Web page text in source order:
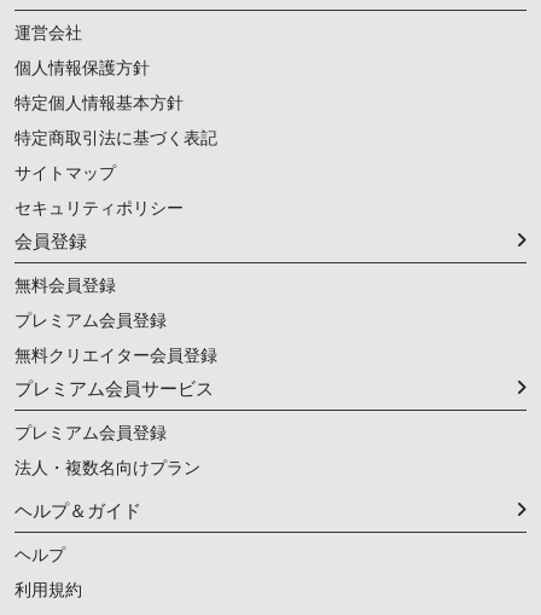
運営会社
個人情報保護方針
特定個人情報基本方針
特定商取引法に基づく表記
サイトマップ
セキュリティポリシー
会員登録
無料会員登録
プレミアム会員登録
無料クリエイター会員登録
プレミアム会員サービス
プレミアム会員登録
法人・複数名向けプラン
ヘルプ＆ガイド
ヘルプ
利用規約